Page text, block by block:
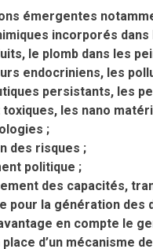
émergentes
incorporés
le plomb dans les
endocriniens, les
persistants, les
les nano
;
des risques ;
politique ;
des capacités,
pour la génération des
en compte le
d’un mécanisme